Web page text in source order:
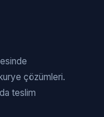
çözümleri.
teslim